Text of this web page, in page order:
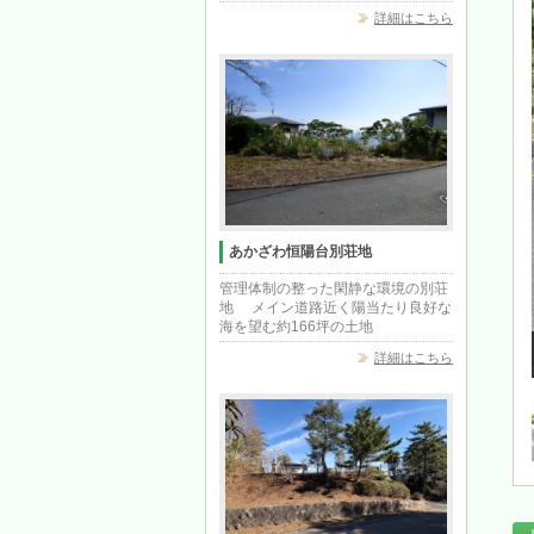
詳細はこちら
あかざわ恒陽台別荘地
管理体制の整った閑静な環境の別荘
地 メイン道路近く陽当たり良好な
海を望む約166坪の土地
詳細はこちら